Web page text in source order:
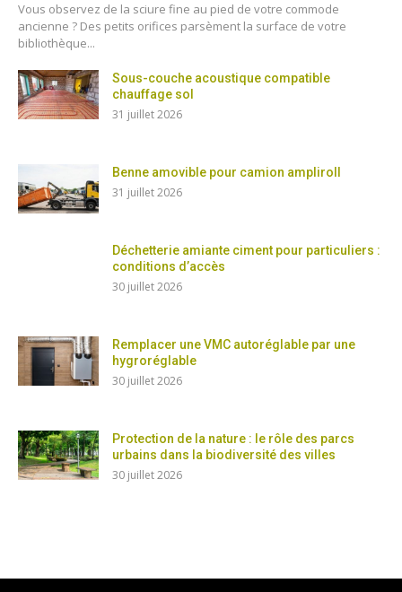
Vous observez de la sciure fine au pied de votre commode
ancienne ? Des petits orifices parsèment la surface de votre
bibliothèque...
Sous-couche acoustique compatible
chauffage sol
31 juillet 2026
Benne amovible pour camion ampliroll
31 juillet 2026
Déchetterie amiante ciment pour particuliers :
conditions d’accès
30 juillet 2026
Remplacer une VMC autoréglable par une
hygroréglable
30 juillet 2026
Protection de la nature : le rôle des parcs
urbains dans la biodiversité des villes
30 juillet 2026